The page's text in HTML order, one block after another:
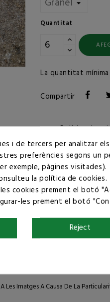
Quantitat
La quantitat
Compartir
Política de
Condicions
Preu D’aquest Material Correspon A
Les Imatges A Causa De La
i de tercers per analitzar
preferències segons un
exemple, pàgines visitades).
la política de cookies.
cookies prement el botó
les prement el botó
Reject